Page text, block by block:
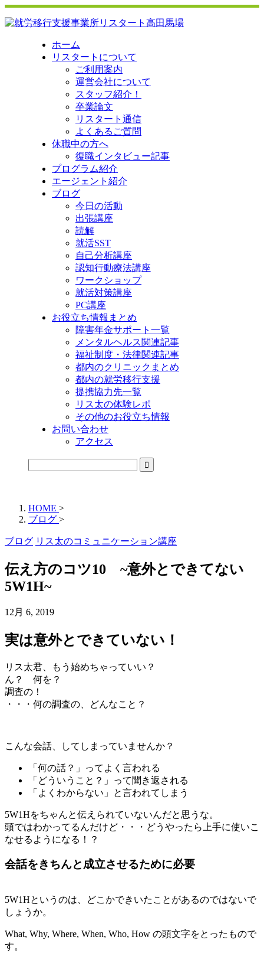
ホーム
リスタートについて
ご利用案内
運営会社について
スタッフ紹介！
卒業論文
リスタート通信
よくあるご質問
休職中の方へ
復職インタビュー記事
プログラム紹介
エージェント紹介
ブログ
今日の活動
出張講座
読解
就活SST
自己分析講座
認知行動療法講座
ワークショップ
就活対策講座
PC講座
お役立ち情報まとめ
障害年金サポート一覧
メンタルヘルス関連記事
福祉制度・法律関連記事
都内のクリニックまとめ
都内の就労移行支援
提携協力先一覧
リス太の体験レポ
その他のお役立ち情報
お問い合わせ
アクセス
HOME >
ブログ >
ブログ リス太のコミュニケーション講座
伝え方のコツ10 ~意外とできてない
5W1H~
12月 6, 2019
実は意外とできていない！
リス太君、もう始めちゃっていい？
ん？ 何を？
調査の！
・・・何の調査の、どんなこと？
こんな会話、してしまっていませんか？
「何の話？」ってよく言われる
「どういうこと？」って聞き返される
「よくわからない」と言われてしまう
5W1Hをちゃんと伝えられていないんだと思うな。
頭ではわかってるんだけど・・・どうやったら上手に使いこ
なせるようになる！？
会話をきちんと成立させるために必要
5W1Hというのは、どこかできいたことがあるのではないで
しょうか。
What, Why, Where, When, Who, How の頭文字をとったもので
す。